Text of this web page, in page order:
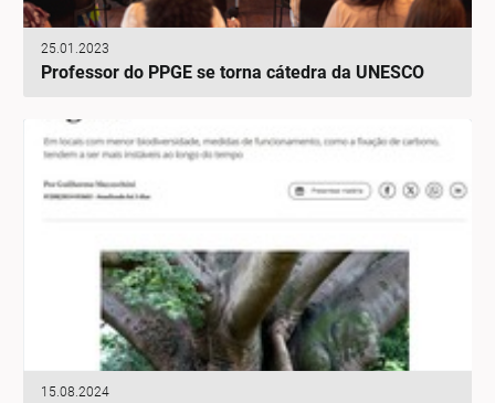
25.01.2023
Professor do PPGE se torna cátedra da UNESCO
15.08.2024